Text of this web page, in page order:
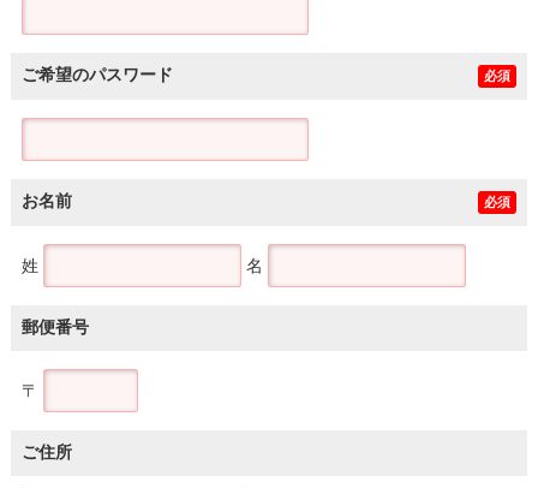
ご希望のパスワード 必須
お名前 必須
姓 名
郵便番号
〒
ご住所